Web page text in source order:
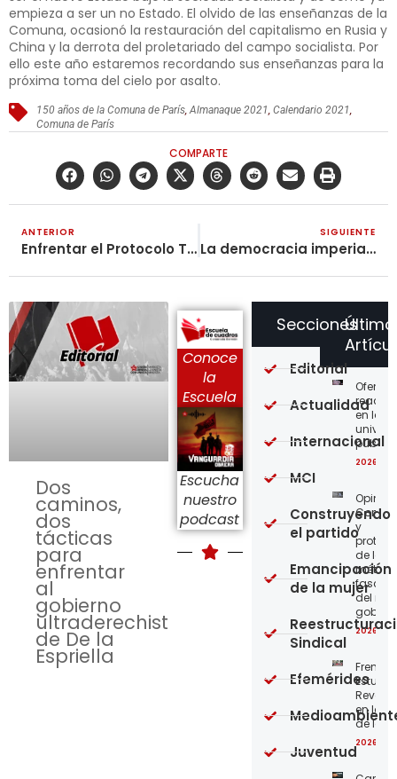
empieza a ser un no Estado. El olvido de las enseñanzas de la
Comuna, ocasionó la restauración del capitalismo en Rusia y
China y la derrota del proletariado del campo socialista. Por
ello este año estaremos recordando sus enseñanzas para la
próxima toma del cielo por asalto.
150 años de la Comuna de París ,Almanaque 2021 ,Calendario 2021
Comuna de París
COMPARTE
ANTERIOR
Enfrentar el Protocolo Terrorista
SIGUIENTE
La democracia imperialista
Dos
caminos,
dos
tácticas
para
enfrentar
al
gobierno
ultraderechista
de De la
Espriella
Conoce
la
Escuela
Escucha
nuestro
podcast
en las
2026-
y
de los
del
2026-
Frente
en la
de los
2026-
Secciones
Editorial
Actualidad
Internacional
MCI
Construyendo
el partido
Emancipación
de la mujer
Sindical
Efemérides
Juventud